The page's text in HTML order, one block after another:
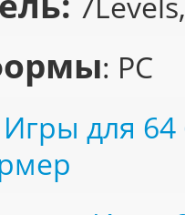
: PC
Игры для